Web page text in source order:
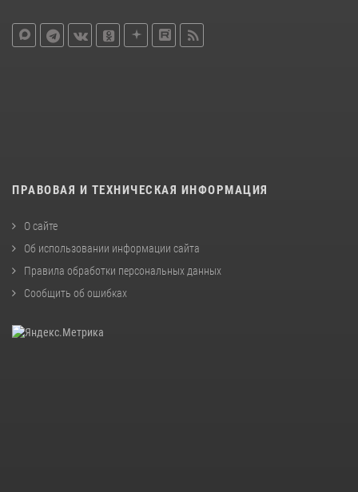
ПРАВОВАЯ И ТЕХНИЧЕСКАЯ ИНФОРМАЦИЯ
О сайте
Об использовании информации сайта
Правила обработки персональных данных
Сообщить об ошибках